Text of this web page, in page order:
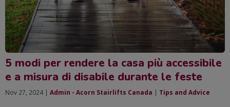
5 modi per rendere la casa più accessibile
e a misura di disabile durante le feste
Nov 27, 2024 | Admin - Acorn Stairlifts Canada | Tips and Advice